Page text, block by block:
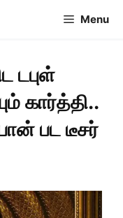
Menu
டபுள்
கார்த்தி..
பட டீசர்